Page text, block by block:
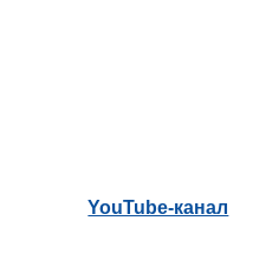
YouTube-канал